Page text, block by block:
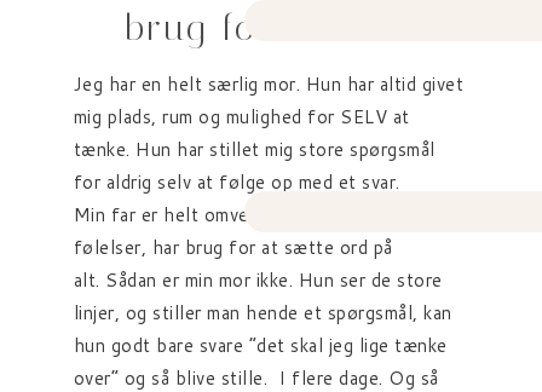
brug for en mor
Jeg har en helt særlig mor. Hun har altid givet
mig plads, rum og mulighed for SELV at
tænke. Hun har stillet mig store spørgsmål
for aldrig selv at følge op med et svar.
Min far er helt omvendt. Han taler om
følelser, har brug for at sætte ord på
alt. Sådan er min mor ikke. Hun ser de store
linjer, og stiller man hende et spørgsmål, kan
hun godt bare svare “det skal jeg lige tænke
over” og så blive stille. I flere dage. Og så